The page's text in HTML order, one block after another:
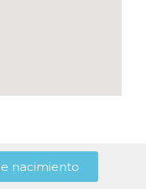
nacimiento